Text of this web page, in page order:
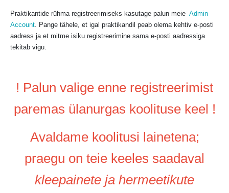
Praktikantide rühma registreerimiseks kasutage palun meie Admin
Account. Pange tähele, et igal praktikandil peab olema kehtiv e-posti
aadress ja et mitme isiku registreerimine sama e-posti aadressiga
tekitab vigu.
! Palun valige enne registreerimist
paremas ülanurgas koolituse keel !
Avaldame koolitusi lainetena;
praegu on teie keeles saadaval
kleepainete ja hermeetikute